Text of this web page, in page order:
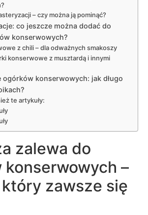
– czy można ją pominąć?
co jeszcze można dodać do
konserwowych?
z chili – dla odważnych smakoszy
konserwowe z musztardą i innymi
ogórków konserwowych: jak długo
te artykuły:
zalewa do
konserwowych –
zawsze się